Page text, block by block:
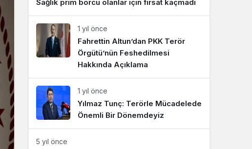
Sağlık prim borcu olanlar için fırsat kaçmadı
1 yıl önce
Fahrettin Altun’dan PKK Terör
Örgütü’nün Feshedilmesi
Hakkında Açıklama
1 yıl önce
Yılmaz Tunç: Terörle Mücadelede
Önemli Bir Dönemdeyiz
5 yıl önce